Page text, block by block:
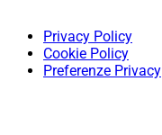
Privacy Policy
Cookie Policy
Preferenze Privacy